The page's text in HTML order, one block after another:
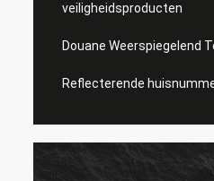
veiligheidsproducten
Douane Weerspiegelend
Reflecterende